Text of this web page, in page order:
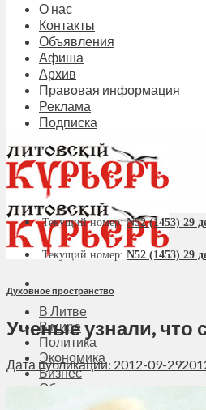
О нас
Контакты
Объявления
Афиша
Архив
Правовая информация
Реклама
Подписка
В Литве
В мире
Политика
Экономика
Бизнес
Общество
Текущий номер:N52 (1453) 29
Текущий номер: N52 (1453) 29
Духовное пространство
Ученые узнали, что
Дата публикации: 2012-09-29